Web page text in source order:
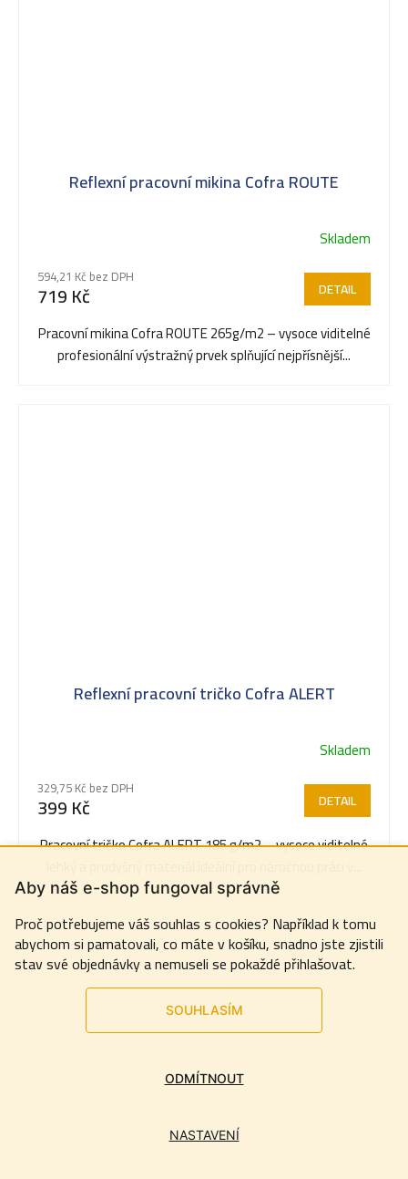
Aby náš e-shop fungoval správně
Proč potřebujeme váš souhlas s cookies? Například k tomu
abychom si pamatovali, co máte v košíku, snadno jste zjistili
stav své objednávky a nemuseli se pokaždé přihlašovat.
SOUHLASÍM
NASTAVENÍ
ODMÍTNOUT
Reflexní pracovní mikina Cofra ROUTE
Skladem
594,21 Kč bez DPH
719 Kč DETAIL
Pracovní mikina Cofra ROUTE 265g/m2 – vysoce viditelné
profesionální výstražný prvek splňující nejpřísnější...
Reflexní pracovní tričko Cofra ALERT
Skladem
329,75 Kč bez DPH
399 Kč DETAIL
Pracovní tričko Cofra ALERT 185 g/m2 – vysoce viditelné